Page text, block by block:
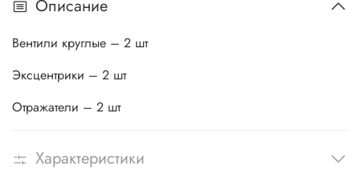
Описание
Вентили круглые – 2 шт
Эксцентрики – 2 шт
Отражатели – 2 шт
Характеристики